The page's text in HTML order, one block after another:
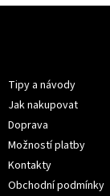
Tipy a návody
Jak nakupovat
Doprava
Možností platby
Kontakty
Obchodní podmínky